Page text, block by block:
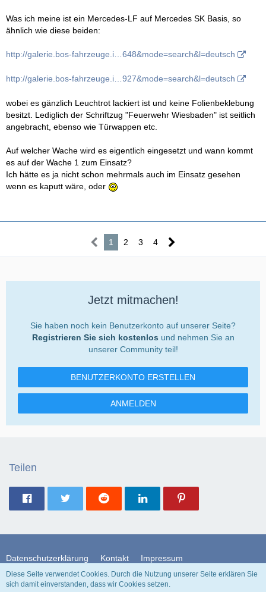
Was ich meine ist ein Mercedes-LF auf Mercedes SK Basis, so
ähnlich wie diese beiden:
http://galerie.bos-fahrzeuge.i…648&mode=search&l=deutsch
http://galerie.bos-fahrzeuge.i…927&mode=search&l=deutsch
wobei es gänzlich Leuchtrot lackiert ist und keine Folienbeklebung
besitzt. Lediglich der Schriftzug "Feuerwehr Wiesbaden" ist seitlich
angebracht, ebenso wie Türwappen etc.
Auf welcher Wache wird es eigentlich eingesetzt und wann kommt
es auf der Wache 1 zum Einsatz?
Ich hätte es ja nicht schon mehrmals auch im Einsatz gesehen
wenn es kaputt wäre, oder
1 2 3 4
Jetzt mitmachen!
Sie haben noch kein Benutzerkonto auf unserer Seite?
Registrieren Sie sich kostenlos und nehmen Sie an
unserer Community teil!
BENUTZERKONTO ERSTELLEN
ANMELDEN
Teilen
Datenschutzerklärung Kontakt Impressum
Diese Seite verwendet Cookies. Durch die Nutzung unserer Seite erklären Sie
sich damit einverstanden, dass wir Cookies setzen.